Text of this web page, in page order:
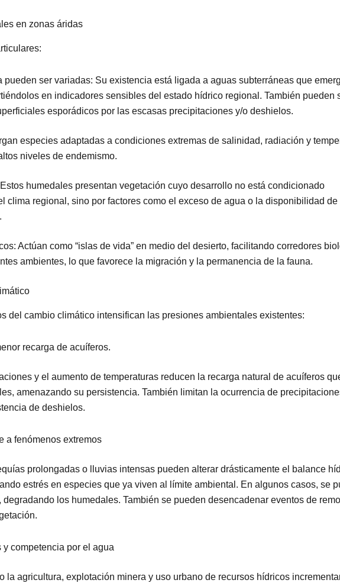
en zonas áridas
pueden ser variadas: Su existencia está ligada a aguas subterráneas que
en indicadores sensibles del estado hídrico regional. También pueden
esporádicos por las escasas precipitaciones y/o deshielos.
especies adaptadas a condiciones extremas de salinidad, radiación y
niveles de endemismo.
humedales presentan vegetación cuyo desarrollo no está condicionado
clima regional, sino por factores como el exceso de agua o la disponibilidad de
Actúan como “islas de vida” en medio del desierto, facilitando corredores
ambientes, lo que favorece la migración y la permanencia de la fauna.
del cambio climático intensifican las presiones ambientales existentes:
recarga de acuíferos.
y el aumento de temperaturas reducen la recarga natural de acuíferos
amenazando su persistencia. También limitan la ocurrencia de
de deshielos.
a fenómenos extremos
prolongadas o lluvias intensas pueden alterar drásticamente el balance
estrés en especies que ya viven al límite ambiental. En algunos casos, se
los humedales. También se pueden desencadenar eventos de
y competencia por el agua
la agricultura, explotación minera y uso urbano de recursos hídricos